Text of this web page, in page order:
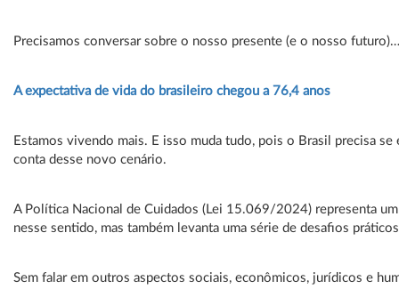
Precisamos conversar sobre o nosso presente (e o nosso futuro)…
A expectativa de vida do brasileiro chegou a 76,4 anos
Estamos vivendo mais. E isso muda tudo, pois o Brasil precisa se
conta desse novo cenário.
A Política Nacional de Cuidados (Lei 15.069/2024) representa
nesse sentido, mas também levanta uma série de desafios
Sem falar em outros aspectos sociais, econômicos, jurídicos e